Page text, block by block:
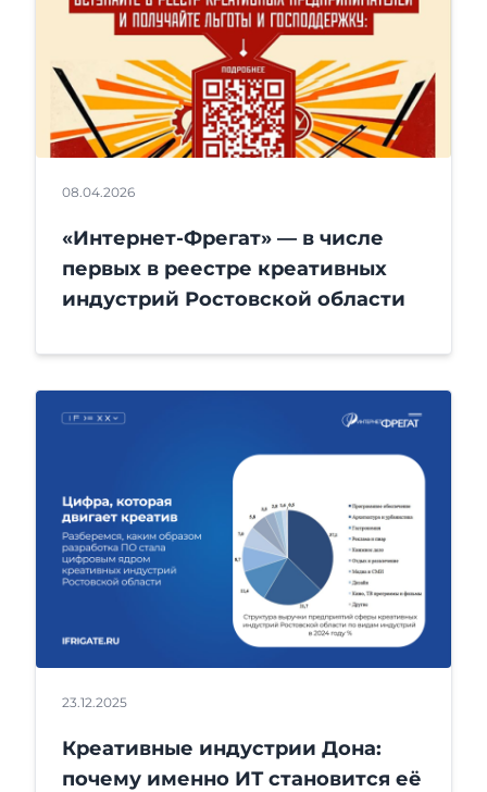
08.04.2026
«Интернет-Фрегат» — в числе
первых в реестре креативных
индустрий Ростовской области
23.12.2025
Креативные индустрии Дона:
почему именно ИТ становится её